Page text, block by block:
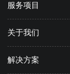
服务项目
关于我们
解决方案